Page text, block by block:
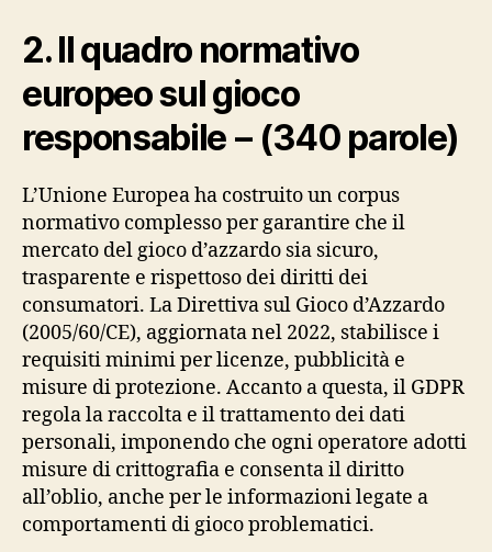
2. Il quadro normativo
europeo sul gioco
responsabile – (340 parole)
L’Unione Europea ha costruito un corpus
normativo complesso per garantire che il
mercato del gioco d’azzardo sia sicuro,
trasparente e rispettoso dei diritti dei
consumatori. La Direttiva sul Gioco d’Azzardo
(2005/60/CE), aggiornata nel 2022, stabilisce i
requisiti minimi per licenze, pubblicità e
misure di protezione. Accanto a questa, il GDPR
regola la raccolta e il trattamento dei dati
personali, imponendo che ogni operatore adotti
misure di crittografia e consenta il diritto
all’oblio, anche per le informazioni legate a
comportamenti di gioco problematici.